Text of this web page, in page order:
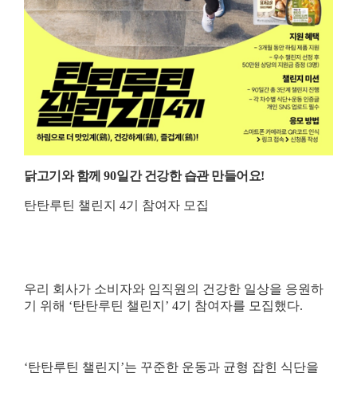
닭고기와 함께 90일간 건강한 습관 만들어요!
탄탄루틴 챌린지 4기 참여자 모집
우리 회사가 소비자와 임직원의 건강한 일상을 응원하
기 위해 ‘탄탄루틴 챌린지 ’ 4기 참여자를 모집했다.
‘탄탄루틴 챌린지 ’는 꾸준한 운동과 균형 잡힌 식단을